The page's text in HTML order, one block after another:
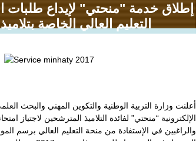
إطلاق خدمة "منحتي" لإيداع طلبات
التعليم العالي الخاصة بتلاميذ
أعلنت وزارة التربية الوطنية والتكوين المهني والبحث
الإلكترونية “منحتي” لفائدة التلاميذ المترشحين لاجتياز